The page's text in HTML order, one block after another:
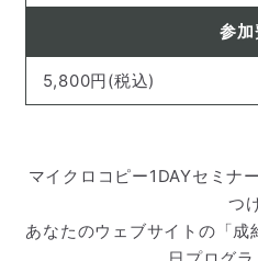
参加
5,800円(税込)
マイクロコピー1DAYセミナ
つ
あなたのウェブサイトの「成